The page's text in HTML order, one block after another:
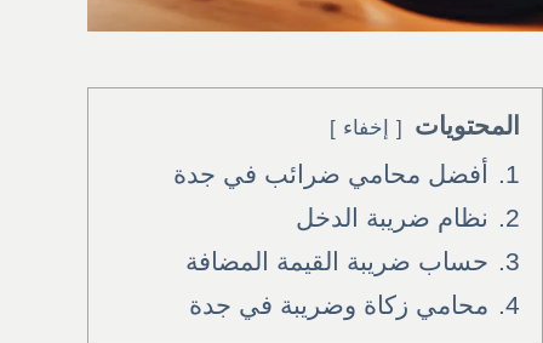
المحتويات إخفاء
1.
أفضل محامي ضرائب في جدة
2.
نظام ضريبة الدخل
3.
حساب ضريبة القيمة المضافة
4.
محامي زكاة وضريبة في جدة